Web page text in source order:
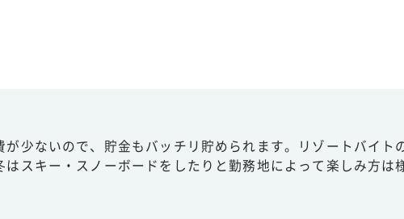
少ないので、貯金もバッチリ貯められます。リゾートバイト
スキー・スノーボードをしたりと勤務地によって楽しみ方は